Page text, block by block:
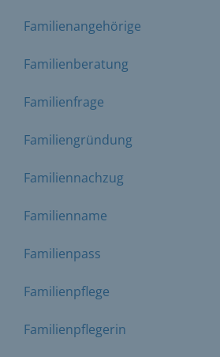
Familienangehörige
Familienberatung
Familienfrage
Familiengründung
Familiennachzug
Familienname
Familienpass
Familienpflege
Familienpflegerin